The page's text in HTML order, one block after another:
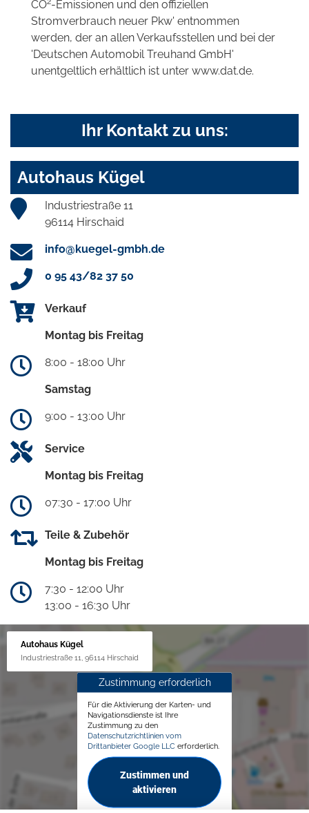
CO -Emissionen und den offiziellen
Stromverbrauch neuer Pkw' entnommen
werden, der an allen Verkaufsstellen und bei der
'Deutschen Automobil Treuhand GmbH'
unentgeltlich erhältlich ist unter www.dat.de.
Ihr Kontakt zu uns:
Autohaus Kügel
Industriestraße 11
96114 Hirschaid
info@kuegel-gmbh.de
0 95 43/82 37 50
Verkauf
Montag bis Freitag
8:00 - 18:00 Uhr
Samstag
9:00 - 13:00 Uhr
Service
Montag bis Freitag
07:30 - 17:00 Uhr
Teile & Zubehör
Montag bis Freitag
7:30 - 12:00 Uhr
13:00 - 16:30 Uhr
Autohaus Kügel
Industriestraße 11, 96114 Hirschaid
Zustimmung erforderlich
Für die Aktivierung der Karten- und
Navigationsdienste ist Ihre
Zustimmung zu den
Datenschutzrichtlinien vom
Drittanbieter Google LLC erforderlich.
Zustimmen und
aktivieren